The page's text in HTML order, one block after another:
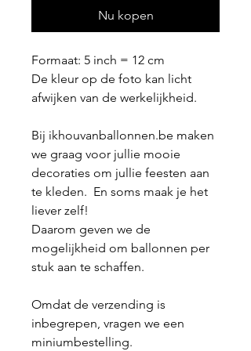
Nu kopen
Formaat: 5 inch = 12 cm
De kleur op de foto kan licht
afwijken van de werkelijkheid.
Bij ikhouvanballonnen.be maken
we graag voor jullie mooie
decoraties om jullie feesten aan
te kleden. En soms maak je het
liever zelf!
Daarom geven we de
mogelijkheid om ballonnen per
stuk aan te schaffen.
Omdat de verzending is
inbegrepen, vragen we een
miniumbestelling.